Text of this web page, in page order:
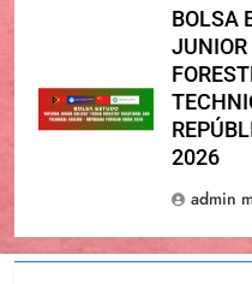
BOLSA
JUNIOR
2026
admin